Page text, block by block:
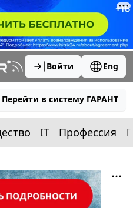
Войти Eng
Перейти в систему ГАРАНТ
IT Профессия